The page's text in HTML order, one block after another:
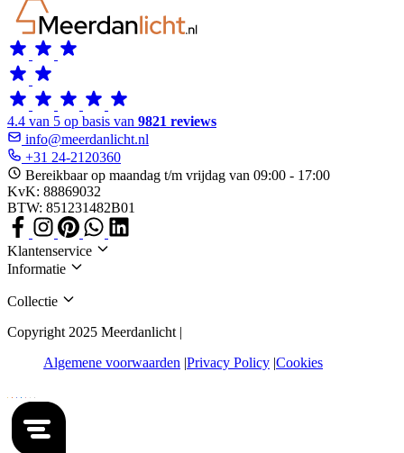
4.4 van 5 op basis van 9821 reviews
info@meerdanlicht.nl
+31 24-2120360
Bereikbaar op maandag t/m vrijdag van 09:00 - 17:00
KvK: 88869032
BTW: 851231482B01
Klantenservice
Informatie
Collectie
Copyright 2025 Meerdanlicht |
Algemene voorwaarden Privacy Policy Cookies